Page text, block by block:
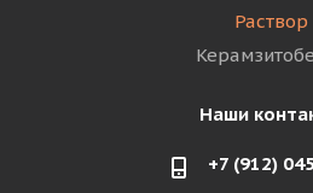
Раствор
Наши
+7 (912)